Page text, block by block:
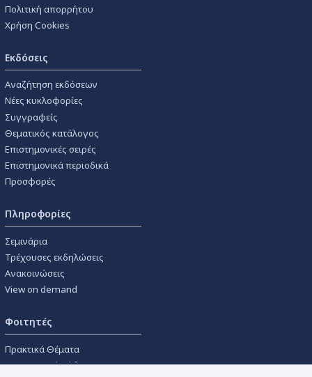
Πολιτική απορρήτου
Χρήση Cookies
Εκδόσεις
Αναζήτηση εκδόσεων
Νέες κυκλοφορίες
Συγγραφείς
Θεματικός κατάλογος
Επιστημονικές σειρές
Επιστημονικά περιοδικά
Προσφορές
Πληροφορίες
Σεμινάρια
Τρέχουσες εκδηλώσεις
Ανακοινώσεις
View on demand
Φοιτητές
Πρακτικά Θέματα
Οικονομικοί Κώδικες